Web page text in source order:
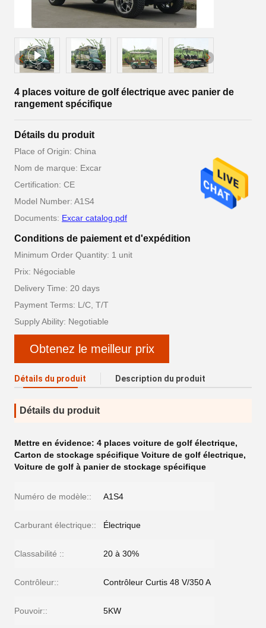
4 places voiture de golf électrique avec panier de
rangement spécifique
Détails du produit
Place of Origin: China
Nom de marque: Excar
Certification: CE
Model Number: A1S4
Documents: Excar catalog.pdf
Conditions de paiement et d'expédition
Minimum Order Quantity: 1 unit
Prix: Négociable
Delivery Time: 20 days
Payment Terms: L/C, T/T
Supply Ability: Negotiable
Obtenez le meilleur prix
Détails du produit Description du produit
Détails du produit
Mettre en évidence: 4 places voiture de golf électrique,
Carton de stockage spécifique Voiture de golf électrique,
Voiture de golf à panier de stockage spécifique
Numéro de modèle:: A1S4
Carburant électrique:: Électrique
Classabilité :: 20 à 30%
Contrôleur:: Contrôleur Curtis 48 V/350 A
Pouvoir:: 5KW